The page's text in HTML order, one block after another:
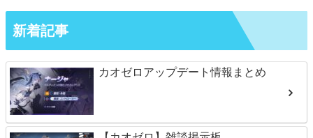
新着記事
カオゼロアップデート情報まとめ